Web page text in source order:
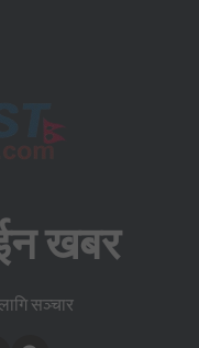
खबर
सञ्चार